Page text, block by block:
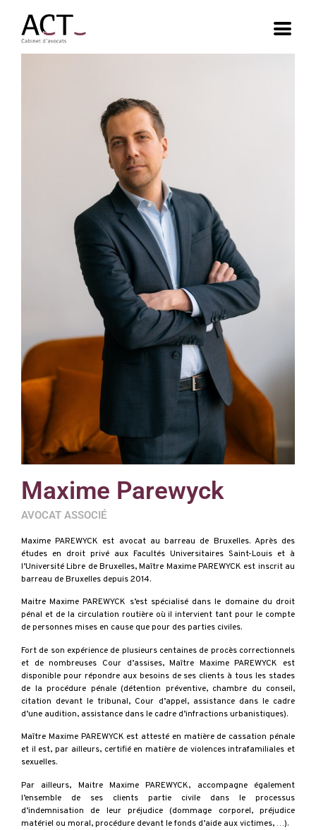
Maxime Parewyck
AVOCAT ASSOCIÉ
Maxime PAREWYCK est avocat au barreau de Bruxelles. Après des
études en droit privé aux Facultés Universitaires Saint-Louis et à
l’Université Libre de Bruxelles, Maître Maxime PAREWYCK est inscrit au
barreau de Bruxelles depuis 2014.
Maitre Maxime PAREWYCK s’est spécialisé dans le domaine du droit
pénal et de la circulation routière où il intervient tant pour le compte
de personnes mises en cause que pour des parties civiles.
Fort de son expérience de plusieurs centaines de procès correctionnels
et de nombreuses Cour d’assises, Maître Maxime PAREWYCK est
disponible pour répondre aux besoins de ses clients à tous les stades
de la procédure pénale (détention préventive, chambre du conseil,
citation devant le tribunal, Cour d’appel, assistance dans le cadre
d’une audition, assistance dans le cadre d’infractions urbanistiques).
Maître Maxime PAREWYCK est attesté en matière de cassation pénale
et il est, par ailleurs, certifié en matière de violences intrafamiliales et
sexuelles.
Par ailleurs, Maitre Maxime PAREWYCK, accompagne également
l’ensemble de ses clients partie civile dans le processus
d’indemnisation de leur préjudice (dommage corporel, préjudice
matériel ou moral, procédure devant le fonds d’aide aux victimes, …).